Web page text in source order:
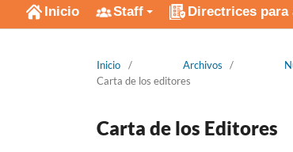
Inicio Staff Directrices para
Inicio / Archivos /
Carta de los editores
Carta de los Editores